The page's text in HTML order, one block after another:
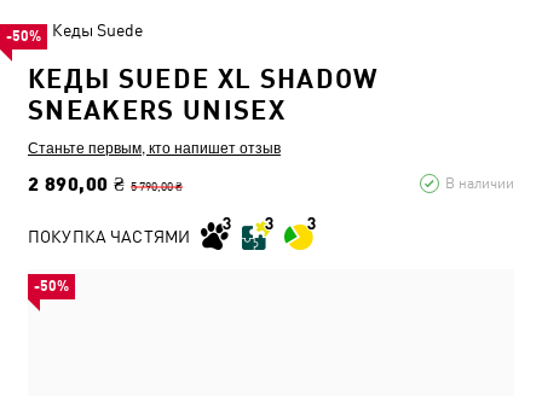
Кеды Suede
КЕДЫ SUEDE XL SHADOW
SNEAKERS UNISEX
Станьте первым, кто напишет отзыв
2 890,00 ₴ 5 790,00 ₴ В наличии
-50%
ПОКУПКА ЧАСТЯМИ
-50%